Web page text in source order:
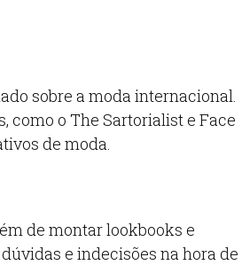
sobre a moda internacional.
como o The Sartorialist e Face
de moda.
de montar lookbooks e
e indecisões na hora de